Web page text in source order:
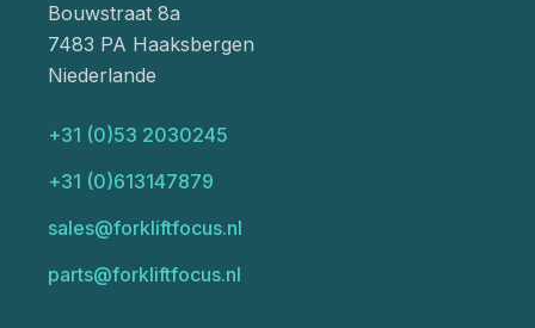
Bouwstraat 8a
7483 PA Haaksbergen
Niederlande
+31 (0)53 2030245
+31 (0)613147879
sales@forkliftfocus.nl
parts@forkliftfocus.nl